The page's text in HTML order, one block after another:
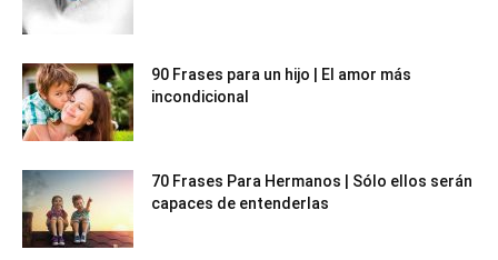
90 Frases para un hijo | El amor más
incondicional
70 Frases Para Hermanos | Sólo ellos serán
capaces de entenderlas